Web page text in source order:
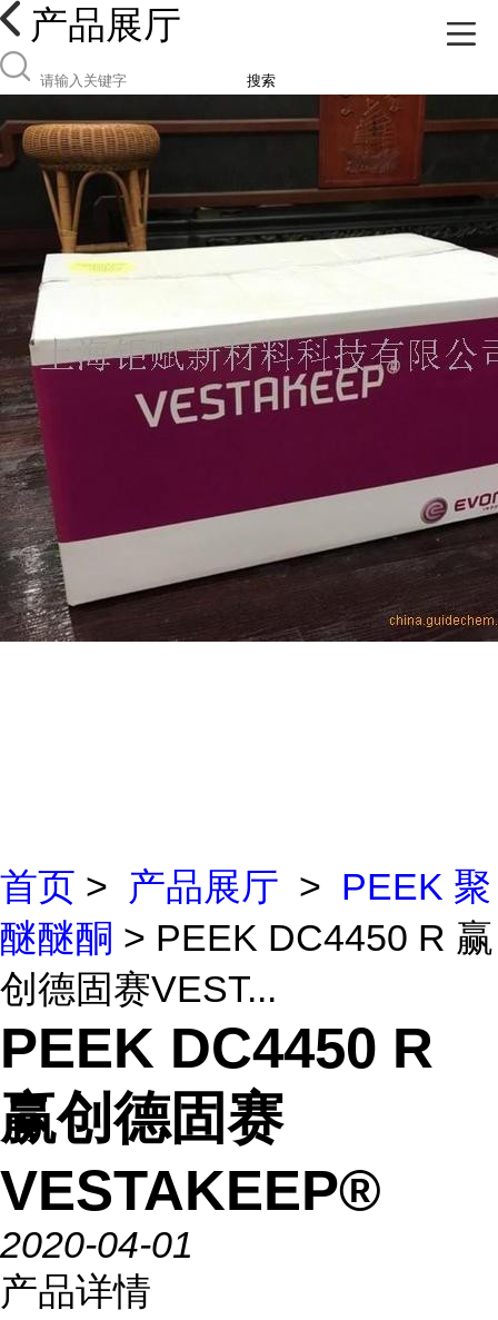
产品展厅
搜索
首页 > 产品展厅 > PEEK 聚
醚醚酮 > PEEK DC4450 R 赢
创德固赛VEST...
PEEK DC4450 R
赢创德固赛
VESTAKEEP®
2020-04-01
产品详情